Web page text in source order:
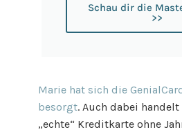
Schau dir die
>>
Marie hat sich die
besorgt. Auch dabei
„echte“ Kreditkarte ohne